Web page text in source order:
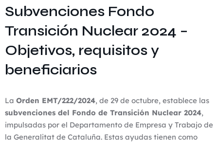
Subvenciones Fondo
Transición Nuclear 2024 –
Objetivos, requisitos y
beneficiarios
La Orden EMT/222/2024, de 29 de octubre, establece las
subvenciones del Fondo de Transición Nuclear 2024,
impulsadas por el Departamento de Empresa y Trabajo de
la Generalitat de Cataluña. Estas ayudas tienen como